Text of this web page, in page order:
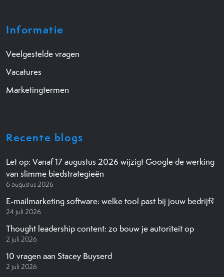
Informatie
Veelgestelde vragen
Vacatures
Marketingtermen
Recente blogs
Let op: Vanaf 17 augustus 2026 wijzigt Google de werking
van slimme biedstrategieën
6 augustus 2026
E-mailmarketing software: welke tool past bij jouw bedrijf?
24 juli 2026
Thought leadership content: zo bouw je autoriteit op
2 juli 2026
10 vragen aan Stacey Buyserd
2 juli 2026